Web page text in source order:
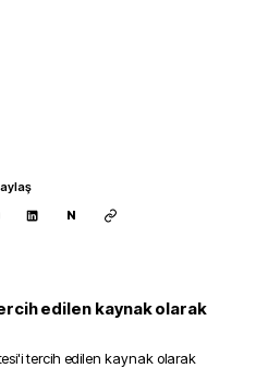
N
edilen kaynak olarak
'i tercih edilen kaynak olarak